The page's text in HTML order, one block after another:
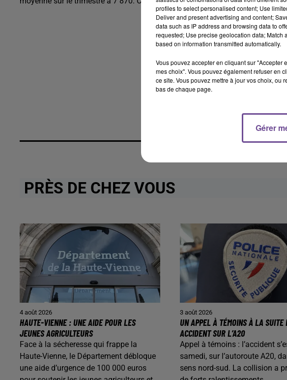
PRÈS DE CHEZ VOUS
4 août 2026
HAUTE-VIENNE : UNE AIDE POUR LES
JEUNES AGRICULTEURS
Face à la sécheresse qui frappe la
Haute-Vienne, le Département débloque
une aide d’urgence de 100 000 euros
3 août 2026
UN APPEL À TÉMOINS À LA SUITE
ACCIDENT SUR L’A20
Appel à témoins : l’accident
samedi, sur l’autoroute A20,
sens nord-sud. La collision a
profiles to select personalised content; Use
Deliver and present advertising and content;
data such as IP address and browsing data to
requested; Use precise geolocation data; Match
based on information transmitted automatically.
Vous pouvez accepter en cliquant sur "Accepter
mes choix". Vous pouvez également refuser en
ce site. Vous pouvez mettre à jour vos choix, ou
bas de chaque page.
Gérer